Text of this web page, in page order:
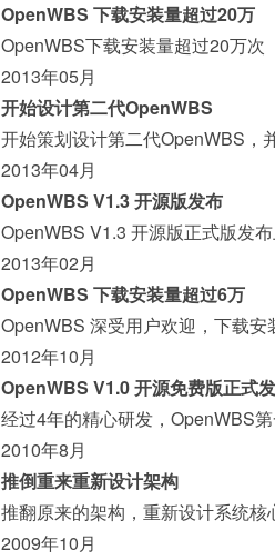
OpenWBS 下载安装量超过20万
OpenWBS下载安装量超过20万次
2013年05月
开始设计第二代OpenWBS
开始策划设计第二代OpenWBS，
2013年04月
OpenWBS V1.3 开源版发布
OpenWBS V1.3 开源版正式版发
2013年02月
OpenWBS 下载安装量超过6万
OpenWBS 深受用户欢迎，下载安
2012年10月
OpenWBS V1.0 开源免费版正式
经过4年的精心研发，OpenWBS
2010年8月
推倒重来重新设计架构
推翻原来的架构，重新设计系统
2009年10月